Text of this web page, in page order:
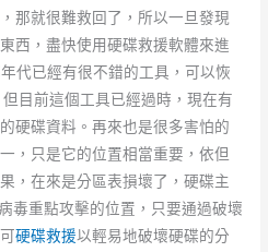
那就很難救回了，所以一旦發現
西，盡快使用硬碟救援軟體來進
代已經有很不錯的工具，可以恢
目前這個工具已經過時，現在有
硬碟資料。再來也是很多害怕的
，只是它的位置相當重要，依但
，在來是分區表損壞了，硬碟主
毒重點攻擊的位置，只要通過破壞
硬碟救援以輕易地破壞硬碟的分